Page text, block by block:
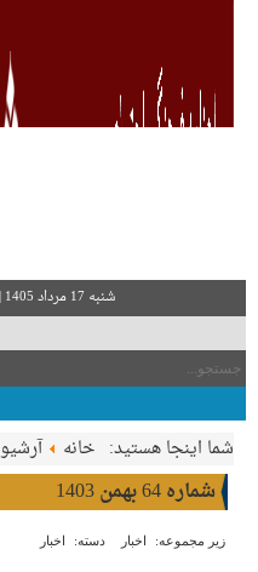
شنبه 17 مرداد 1405 |
شما اینجا هستید: خانه
شماره 64 بهمن 1403
زیر مجموعه: اخبار دسته: اخبار